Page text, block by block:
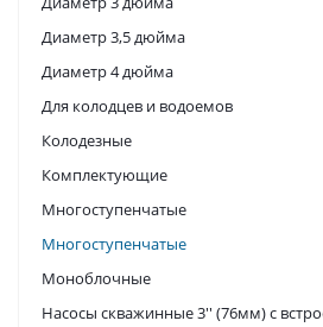
Диаметр 3,5 дюйма
Диаметр 4 дюйма
Для колодцев и водоемов
Колодезные
Комплектующие
Многоступенчатые
Многоступенчатые
Моноблочные
Насосы скважинные 3'' (76мм) с